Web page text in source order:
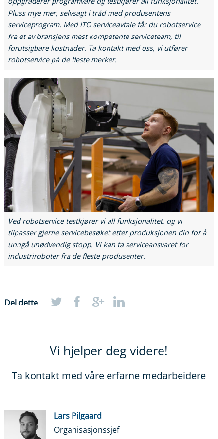
Pluss mye mer, selvsagt i tråd med produsentens
serviceprogram. Med ITO serviceavtale får du robotservice
fra et av bransjens mest kompetente serviceteam, til
forutsigbare kostnader. Ta kontakt med oss, vi utfører
robotservice på de fleste merker.
Ved robotservice testkjører vi all funksjonalitet, og vi
tilpasser gjerne servicebesøket etter produksjonen din for å
unngå unødvendig stopp. Vi kan ta serviceansvaret for
industriroboter fra de fleste produsenter.
Del dette
Vi hjelper deg videre!
Ta kontakt med våre erfarne medarbeidere
Lars Pilgaard
Organisasjonssjef